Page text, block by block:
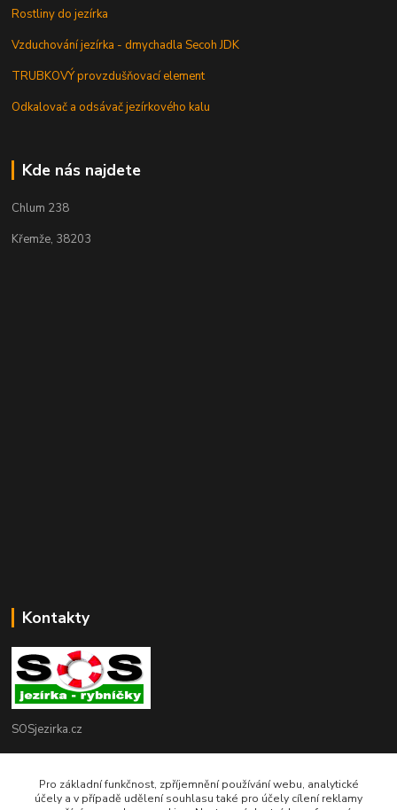
Rostliny do jezírka
Vzduchování jezírka - dmychadla Secoh JDK
TRUBKOVÝ provzdušňovací element
Odkalovač a odsávač jezírkového kalu
Kde nás najdete
Chlum 238
Křemže, 38203
Kontakty
SOSjezirka.cz
608503141
Pro základní funkčnost, zpříjemnění používání webu, analytické
účely a v případě udělení souhlasu také pro účely cílení reklamy